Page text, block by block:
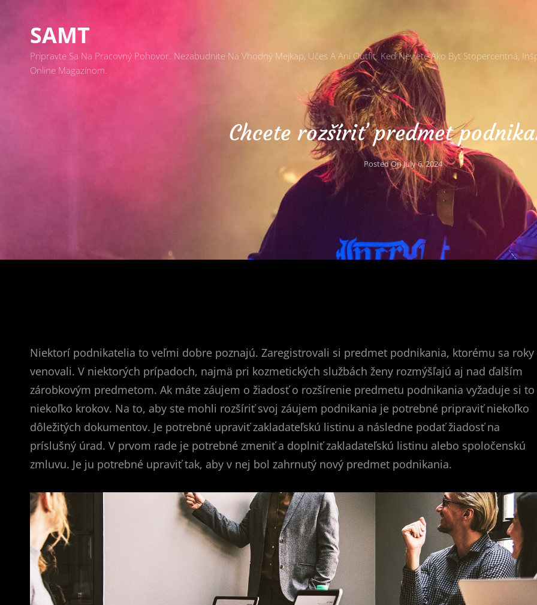
SAMT
Pripravte Sa Na Pracovný Pohovor. Nezabudnite Na Vhodný Mejkap, Účes A Ani Outfit. Keď Neviete Ako Byť Stopercentná,
Online Magazínom.
Chcete rozšíriť predmet
Posted OnJuly 6, 2024
Niektorí podnikatelia to veľmi dobre poznajú. Zaregistrovali si predmet podnikania, ktorému sa roky
venovali. V niektorých prípadoch, najmä pri kozmetických službách ženy rozmýšľajú aj nad ďalším
zárobkovým predmetom. Ak máte záujem o žiadosť o rozšírenie predmetu podnikania vyžaduje si to
niekoľko krokov. Na to, aby ste mohli rozšíriť svoj záujem podnikania je potrebné pripraviť niekoľko
dôležitých dokumentov. Je potrebné upraviť zakladateľskú listinu a následne podať žiadosť na
príslušný úrad. V prvom rade je potrebné zmeniť a doplniť zakladateľskú listinu alebo spoločenskú
zmluvu. Je ju potrebné upraviť tak, aby v nej bol zahrnutý nový predmet podnikania.